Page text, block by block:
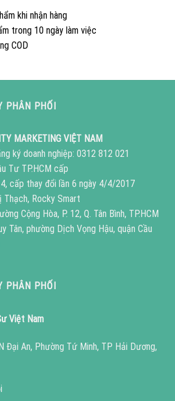
khi nhận hàng
trong 10 ngày làm việc
COD
PHÂN PHỐI
MARKETING VIỆT NAM
ký doanh nghiệp: 0312 812 021
Tư TP.HCM cấp
cấp thay đổi lần 6 ngày 4/4/2017
Thạch, Rocky Smart
Cộng Hòa, P. 12, Q. Tân Bình, TP.HCM
Tân, phường Dịch Vọng Hậu, quận Cầu
PHÂN PHỐI
Việt Nam
Đại An, Phường Tứ Minh, TP Hải Dương,